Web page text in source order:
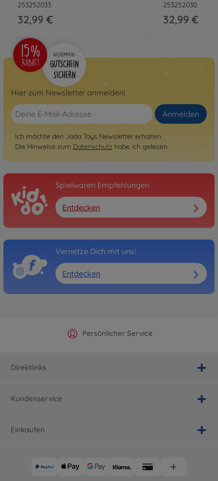
253252033
32,99 €
253252030
32,99 €
Hier zum Newsletter anmelden!
Anmelden
Ich möchte den Jada Toys Newsletter erhalten.
Die Hinweise zum Datenschutz habe ich gelesen.
Spielwaren Empfehlungen
Entdecken
Vernetze Dich mit uns!
Entdecken
Offizieller Hersteller Shop
Persönlicher Service
Versandkostenfrei ab 25€
Schnelle Lieferung
Direktlinks
Kundenservice
Einkaufen